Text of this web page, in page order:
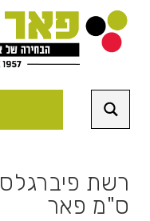
ס"מ פאר